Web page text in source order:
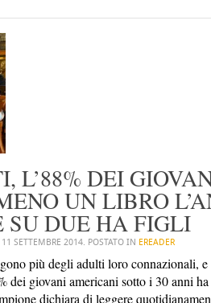
L’88% DEI
UN LIBRO
SU DUE HA FIGLI
11 SETTEMBRE 2014. POSTATO IN EREADER
più degli adulti loro connazionali,
dei giovani americani sotto i 30 anni
dichiara di leggere